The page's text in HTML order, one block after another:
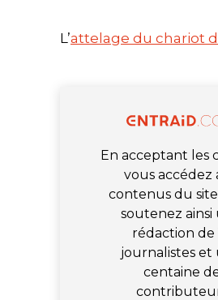
L’attelage du chariot
En acceptant les
vous accédez
contenus du
soutenez ainsi
rédaction de
journalistes et
centaine